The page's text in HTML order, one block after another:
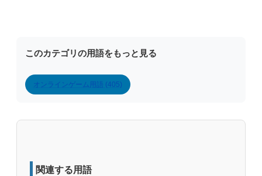
このカテゴリの用語をもっと見る
オンラインゲーム用語 (405)
関連する用語